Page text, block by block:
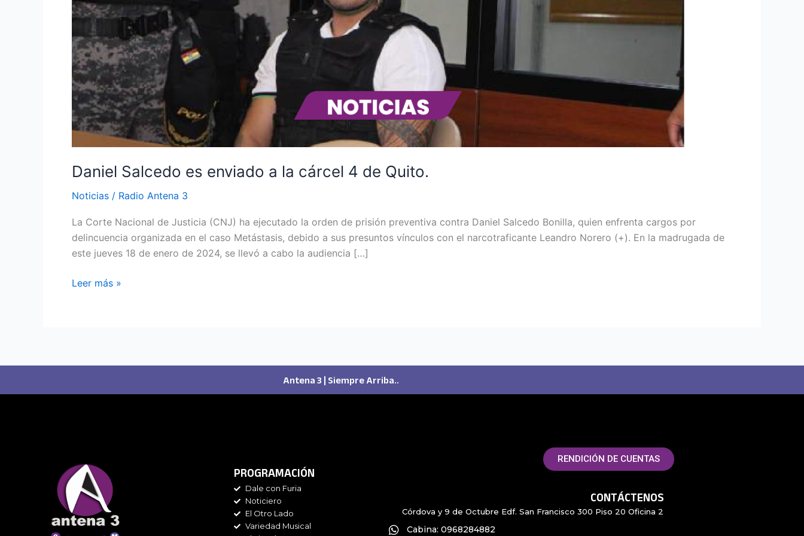
Daniel Salcedo es enviado a la cárcel 4 de Quito.
Noticias / Radio Antena 3
La Corte Nacional de Justicia (CNJ) ha ejecutado la orden de prisión preventiva contra Daniel Salcedo Bonilla, quien enfrenta cargos por
delincuencia organizada en el caso Metástasis, debido a sus presuntos vínculos con el narcotraficante Leandro Norero (+). En la madrugada de
este jueves 18 de enero de 2024, se llevó a cabo la audiencia […]
Leer más »
Antena 3 | Siempre Arriba..
PROGRAMACIÓN
Dale con Furia
Noticiero
El Otro Lado
Variedad Musical
RENDICIÓN DE CUENTAS
CONTÁCTENOS
Córdova y 9 de Octubre Edf. San Francisco 300 Piso 20 Oficina 2
Cabina: 0968284882